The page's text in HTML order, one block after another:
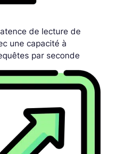
de lecture de
une capacité à
par seconde